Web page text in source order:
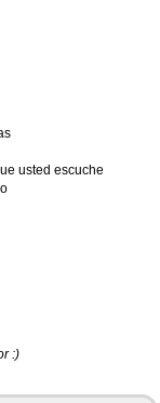
usted escuche
:)